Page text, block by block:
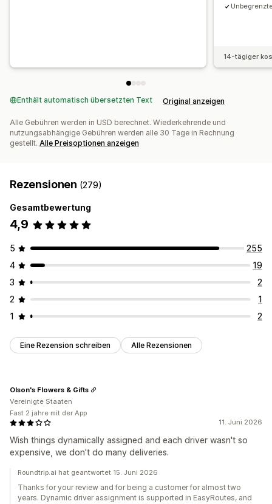
14-tägiger
Enthält automatisch übersetzten Text Original anzeigen
Alle Gebühren werden in USD berechnet. Wiederkehrende und
nutzungsabhängige Gebühren werden alle 30 Tage in Rechnung
gestellt. Alle Preisoptionen anzeigen
Rezensionen (279)
Gesamtbewertung
4,9
5
255
4
19
3
2
2
1
1
2
Eine Rezension schreiben Alle Rezensionen
11. Juni 2026
Wish things dynamically assigned and each driver wasn't so
expensive, we don't do many deliveries.
Olson's Flowers & Gifts
Vereinigte Staaten
Fast 2 jahre mit der App
Roundtrip.ai hat geantwortet 15. Juni 2026
Thanks for your review and for being a customer for almost two
years. Dynamic driver assignment is supported in EasyRoutes, and